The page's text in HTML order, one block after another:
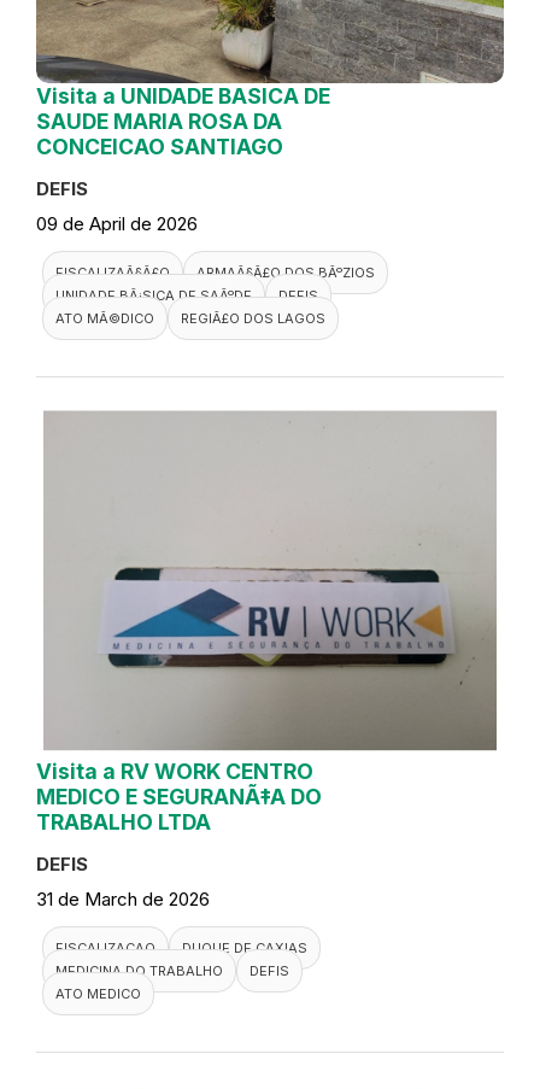
Visita a UNIDADE BASICA DE
SAUDE MARIA ROSA DA
CONCEICAO SANTIAGO
DEFIS
09 de April de 2026
FISCALIZAÃ§Ã£O
ARMAÃ§Ã£O DOS BÃºZIOS
UNIDADE BÃ¡SICA DE SAÃºDE
DEFIS
ATO MÃ©DICO
REGIÃ£O DOS LAGOS
Visita a RV WORK CENTRO
MEDICO E SEGURANÃ‡A DO
TRABALHO LTDA
DEFIS
31 de March de 2026
FISCALIZACAO
DUQUE DE CAXIAS
MEDICINA DO TRABALHO
DEFIS
ATO MEDICO